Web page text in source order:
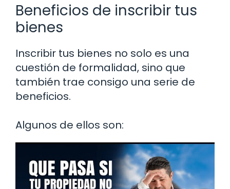
Beneficios de inscribir tus
bienes
Inscribir tus bienes no solo es una
cuestión de formalidad, sino que
también trae consigo una serie de
beneficios.
Algunos de ellos son: